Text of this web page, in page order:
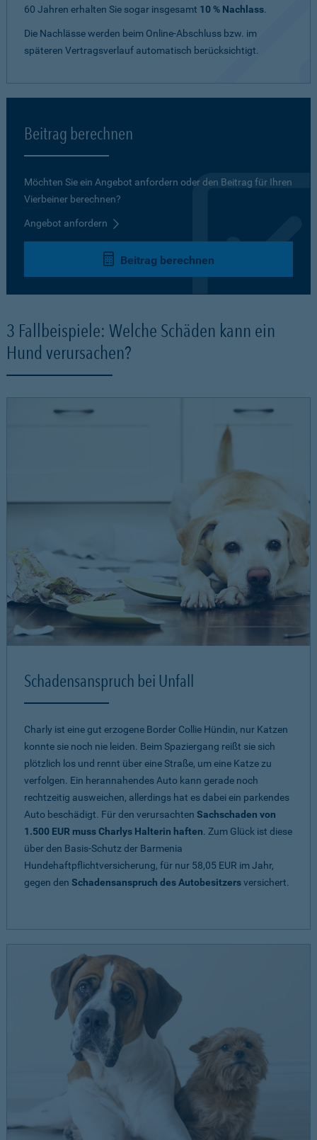
60 Jahren erhalten Sie sogar insgesamt 10 % Nachlass.
Die Nachlässe werden beim Online-Abschluss bzw. im
späteren Vertragsverlauf automatisch berücksichtigt.
Beitrag berechnen
Möchten Sie ein Angebot anfordern oder den Beitrag für Ihren
Vierbeiner berechnen?
Angebot anfordern
Beitrag berechnen
3 Fallbeispiele: Welche Schäden kann ein
Hund verursachen?
Schadensanspruch bei Unfall
Charly ist eine gut erzogene Border Collie Hündin, nur Katzen
konnte sie noch nie leiden. Beim Spaziergang reißt sie sich
plötzlich los und rennt über eine Straße, um eine Katze zu
verfolgen. Ein herannahendes Auto kann gerade noch
rechtzeitig ausweichen, allerdings hat es dabei ein parkendes
Auto beschädigt. Für den verursachten Sachschaden von
1.500 EUR muss Charlys Halterin haften. Zum Glück ist diese
über den Basis-Schutz der Barmenia
Hundehaftpflichtversicherung, für nur 58,05 EUR im Jahr,
gegen den Schadensanspruch des Autobesitzersversichert.